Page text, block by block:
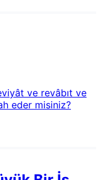
ve revâbıt ve
eder misiniz?